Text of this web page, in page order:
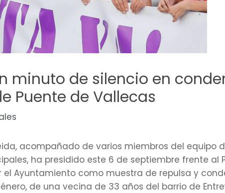
minuto de silencio en
Puente de Vallecas
acompañado de varios miembros del equipo
ha presidido este 6 de septiembre frente al
Ayuntamiento como muestra de repulsa y
de una vecina de 33 años del barrio de